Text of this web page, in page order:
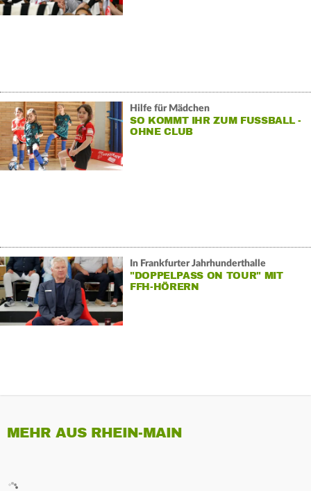
Hilfe für Mädchen
SO KOMMT IHR ZUM FUSSBALL - O
HNE CLUB
In Frankfurter Jahrhunderthalle
"DOPPELPASS ON TOUR" MIT
FFH-HÖRERN
MEHR AUS RHEIN-MAIN